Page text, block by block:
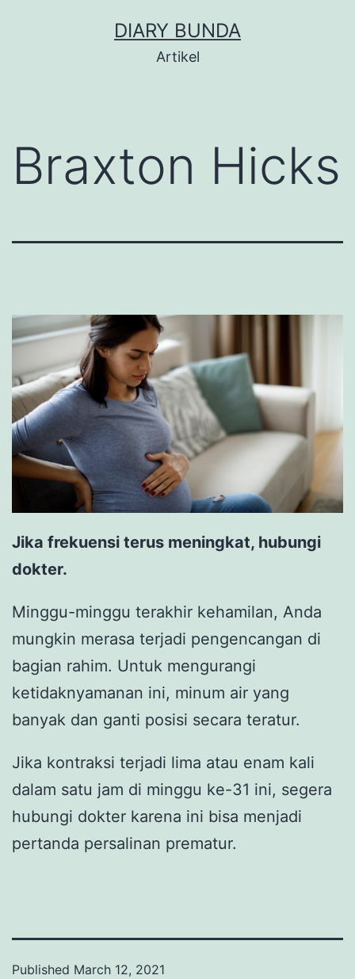
DIARY BUNDA
Artikel
Braxton Hicks
Jika frekuensi terus meningkat, hubungi
dokter.
Minggu-minggu terakhir kehamilan, Anda
mungkin merasa terjadi pengencangan di
bagian rahim. Untuk mengurangi
ketidaknyamanan ini, minum air yang
banyak dan ganti posisi secara teratur.
Jika kontraksi terjadi lima atau enam kali
dalam satu jam di minggu ke-31 ini, segera
hubungi dokter karena ini bisa menjadi
pertanda persalinan prematur.
Published March 12, 2021